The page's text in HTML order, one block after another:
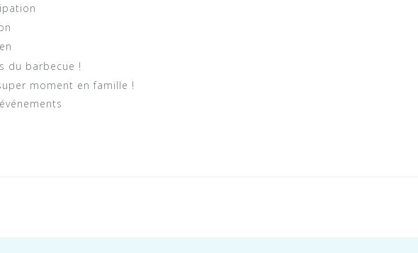
du barbecue !
moment en famille !